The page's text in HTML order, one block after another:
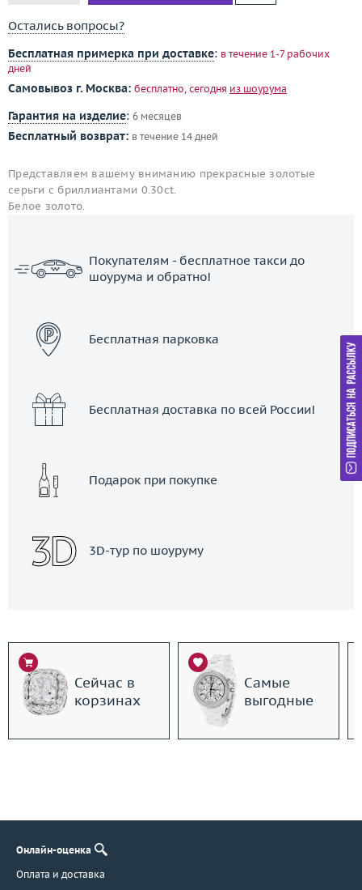
Остались вопросы?
Бесплатная примерка при доставке: в течение 1-7 рабочих
дней
Самовывоз г. Москва: бесплатно, сегодня из шоурума
Гарантия на изделие: 6 месяцев
Бесплатный возврат: в течение 14 дней
Представляем вашему вниманию прекрасные золотые
серьги с бриллиантами 0.30ct.
Белое золото.
Покупателям - бесплатное такси до
шоурума и обратно!
Бесплатная парковка
Бесплатная доставка по всей России!
Подарок при покупке
3D-тур по шоуруму
Сейчас в
корзинах
Самые
выгодные
Онлайн-оценка
Оплата и доставка